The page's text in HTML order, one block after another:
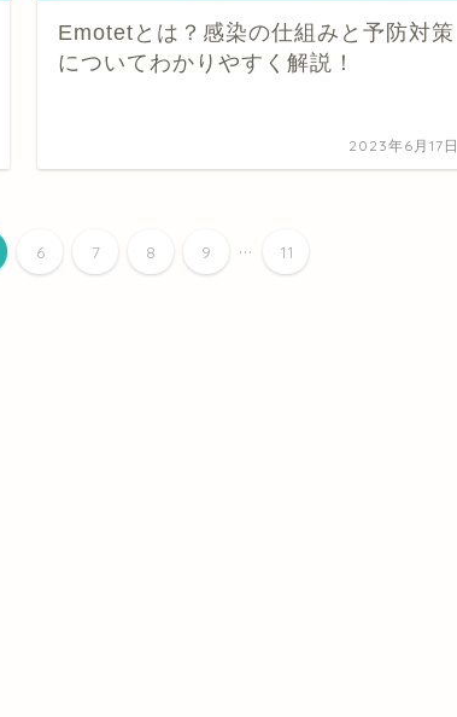
Emotetとは？感染の仕組みと予防対策
についてわかりやすく解説！
2023年6月17日
6 7 8 9 ... 11